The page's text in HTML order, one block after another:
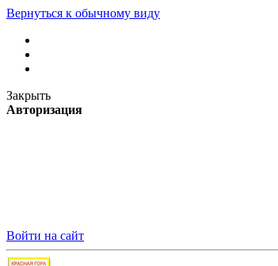
Вернуться к обычному виду
Закрыть
Авторизация
Войти на сайт